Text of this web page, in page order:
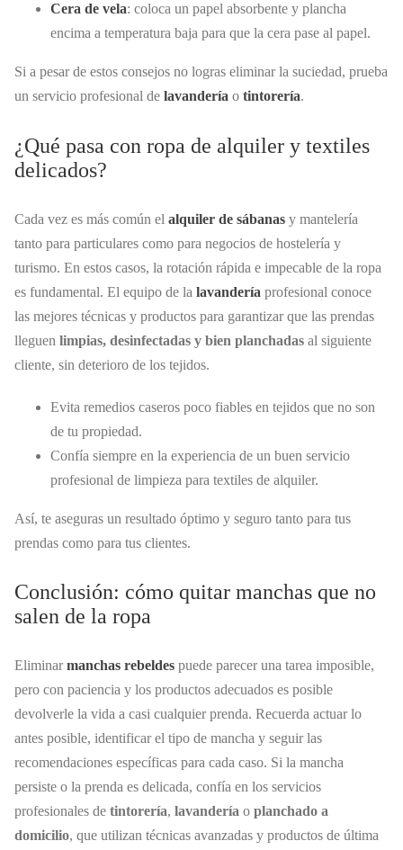
Cera de vela: coloca un papel absorbente y plancha
encima a temperatura baja para que la cera pase al papel.
Si a pesar de estos consejos no logras eliminar la suciedad, prueba
un servicio profesional de lavandería o tintorería.
¿Qué pasa con ropa de alquiler y textiles
delicados?
Cada vez es más común el alquiler de sábanas y mantelería
tanto para particulares como para negocios de hostelería y
turismo. En estos casos, la rotación rápida e impecable de la ropa
es fundamental. El equipo de la lavandería profesional conoce
las mejores técnicas y productos para garantizar que las prendas
lleguen limpias, desinfectadas y bien planchadas al siguiente
cliente, sin deterioro de los tejidos.
Evita remedios caseros poco fiables en tejidos que no son
de tu propiedad.
Confía siempre en la experiencia de un buen servicio
profesional de limpieza para textiles de alquiler.
Así, te aseguras un resultado óptimo y seguro tanto para tus
prendas como para tus clientes.
Conclusión: cómo quitar manchas que no
salen de la ropa
Eliminarmanchas rebeldes puede parecer una tarea imposible,
pero con paciencia y los productos adecuados es posible
devolverle la vida a casi cualquier prenda. Recuerda actuar lo
antes posible, identificar el tipo de mancha y seguir las
recomendaciones específicas para cada caso. Si la mancha
persiste o la prenda es delicada, confía en los servicios
profesionales de tintorería, lavandería o planchado a
domicilio, que utilizan técnicas avanzadas y productos de última